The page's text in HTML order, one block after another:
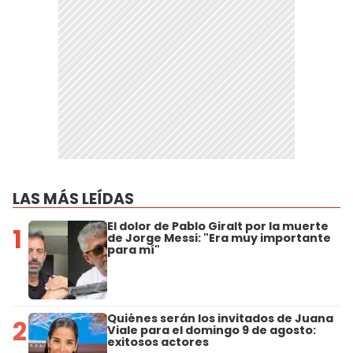
LAS MÁS LEÍDAS
1 El dolor de Pablo Giralt por la muerte
de Jorge Messi: "Era muy importante
para mí"
2 Quiénes serán los invitados de Juana
Viale para el domingo 9 de agosto:
exitosos actores